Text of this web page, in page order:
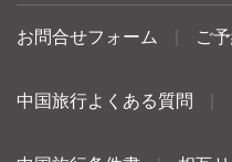
お問合せフォーム ご
中国旅行よくある質問